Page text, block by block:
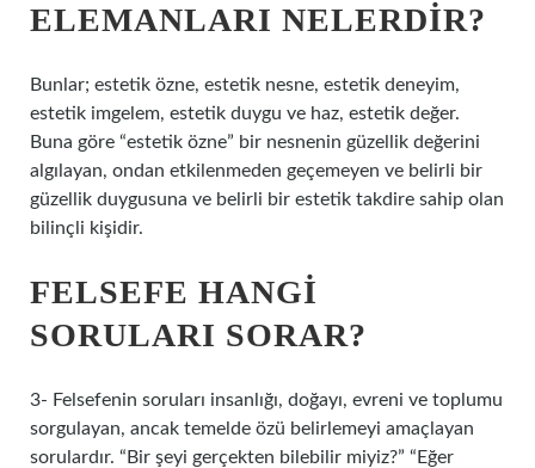
ELEMANLARI NELERDIR?
Bunlar; estetik özne, estetik nesne, estetik deneyim,
estetik imgelem, estetik duygu ve haz, estetik değer.
Buna göre “estetik özne” bir nesnenin güzellik değerini
algılayan, ondan etkilenmeden geçemeyen ve belirli bir
güzellik duygusuna ve belirli bir estetik takdire sahip olan
bilinçli kişidir.
FELSEFE HANGI
SORULARI SORAR?
3- Felsefenin soruları insanlığı, doğayı, evreni ve toplumu
sorgulayan, ancak temelde özü belirlemeyi amaçlayan
sorulardır. “Bir şeyi gerçekten bilebilir miyiz?” “Eğer